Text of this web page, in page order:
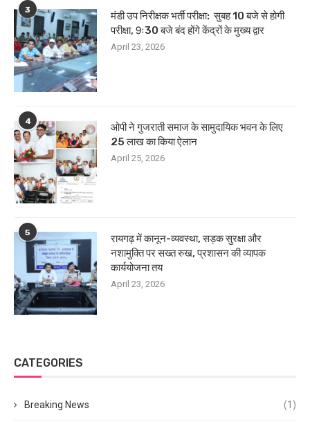
3
मंडी उप निरीक्षक भर्ती परीक्षा: सुबह 10 बजे से होगी
परीक्षा, 9ः30 बजे बंद होंगे केंद्रों के मुख्य द्वार
April 23, 2026
4
ओपी ने गुजराती समाज के सामुदायिक भवन के लिए
25 लाख का किया ऐलान
April 25, 2026
5
रायगढ़ में कानून-व्यवस्था, सड़क सुरक्षा और
नशामुक्ति पर सख्त रुख, प्रशासन की व्यापक
कार्ययोजना तय
April 23, 2026
CATEGORIES
Breaking News (1)